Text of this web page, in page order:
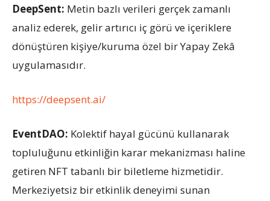
DeepSent: Metin bazlı verileri gerçek zamanlı
analiz ederek, gelir artırıcı iç görü ve içeriklere
dönüştüren kişiye/kuruma özel bir Yapay Zekâ
uygulamasıdır.
https://deepsent.ai/
EventDAO: Kolektif hayal gücünü kullanarak
topluluğunu etkinliğin karar mekanizması haline
getiren NFT tabanlı bir biletleme hizmetidir.
Merkeziyetsiz bir etkinlik deneyimi sunan